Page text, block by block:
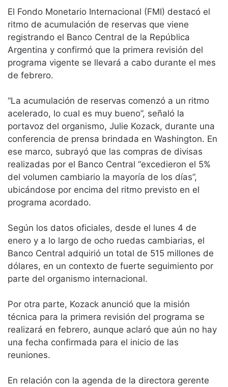
El Fondo Monetario Internacional (FMI) destacó el
ritmo de acumulación de reservas que viene
registrando el Banco Central de la República
Argentina y confirmó que la primera revisión del
programa vigente se llevará a cabo durante el mes
de febrero.
“La acumulación de reservas comenzó a un ritmo
acelerado, lo cual es muy bueno”, señaló la
portavoz del organismo, Julie Kozack, durante una
conferencia de prensa brindada en Washington. En
ese marco, subrayó que las compras de divisas
realizadas por el Banco Central “excedieron el 5%
del volumen cambiario la mayoría de los días”,
ubicándose por encima del ritmo previsto en el
programa acordado.
Según los datos oficiales, desde el lunes 4 de
enero y a lo largo de ocho ruedas cambiarias, el
Banco Central adquirió un total de 515 millones de
dólares, en un contexto de fuerte seguimiento por
parte del organismo internacional.
Por otra parte, Kozack anunció que la misión
técnica para la primera revisión del programa se
realizará en febrero, aunque aclaró que aún no hay
una fecha confirmada para el inicio de las
reuniones.
En relación con la agenda de la directora gerente